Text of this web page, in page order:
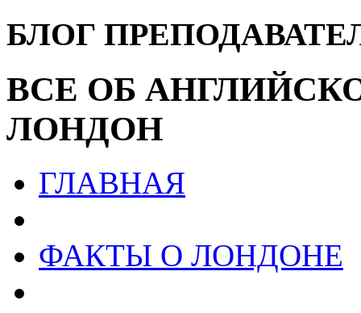
БЛОГ
ВСЕ ОБ
ЛОНДОН
ГЛАВНАЯ
ФАКТЫ О ЛОНДОНЕ